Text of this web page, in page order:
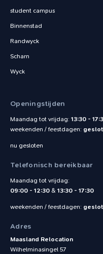
student campus
Binnenstad
Randwyck
Scharn
Wyck
Openingstijden
Maandag tot vrijdag: 13:30 -
weekenden / feestdagen:
nu gesloten
Telefonisch bereikbaar
Maandag tot vrijdag:
09:00 - 12:30 & 13:30 - 17:30
weekenden / feestdagen:
Adres
Maasland Relocation
Wilhelminasingel 57